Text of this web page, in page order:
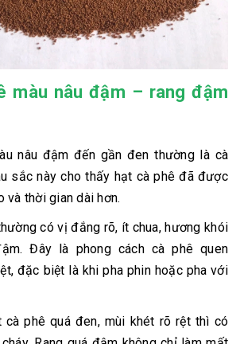
màu nâu đậm – rang đậm
nâu đậm đến gần đen thường là cà
sắc này cho thấy hạt cà phê đã được
và thời gian dài hơn.
có vị đắng rõ, ít chua, hương khói
Đây là phong cách cà phê quen
đặc biệt là khi pha phin hoặc pha với
cà phê quá đen, mùi khét rõ rệt thì có